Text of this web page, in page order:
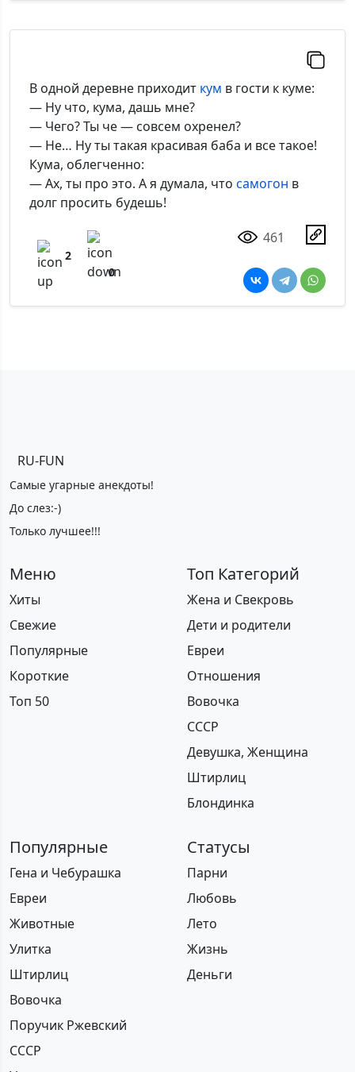
В одной деревне приходит кум в гости к куме:
— Ну что, кума, дашь мне?
— Чего? Ты че — совсем охренел?
— Не… Ну ты такая красивая баба и все такое!
Кума, облегченно:
— Ах, ты про это. А я думала, что самогон в
долг просить будешь!
2
0
461
RU-FUN
Самые угарные анекдоты!
До слез:-)
Только лучшее!!!
Меню
Хиты
Свежие
Популярные
Короткие
Топ 50
Топ Категорий
Жена и Свекровь
Дети и родители
Евреи
Отношения
Вовочка
СССР
Девушка, Женщина
Штирлиц
Блондинка
Популярные
Гена и Чебурашка
Евреи
Животные
Улитка
Штирлиц
Вовочка
Поручик Ржевский
СССР
Статусы
Парни
Любовь
Лето
Жизнь
Деньги